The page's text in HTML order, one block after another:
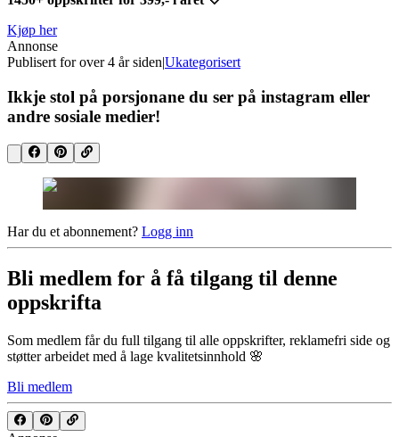
Kjøp her
Annonse
Publisert for over 4 år siden|Ukategorisert
Ikkje stol på porsjonane du ser på instagram eller
andre sosiale medier!
Har du et abonnement? Logg inn
Bli medlem for å få tilgang til denne
oppskrifta
Som medlem får du full tilgang til alle oppskrifter, reklamefri side og
støtter arbeidet med å lage kvalitetsinnhold 🌸
Bli medlem